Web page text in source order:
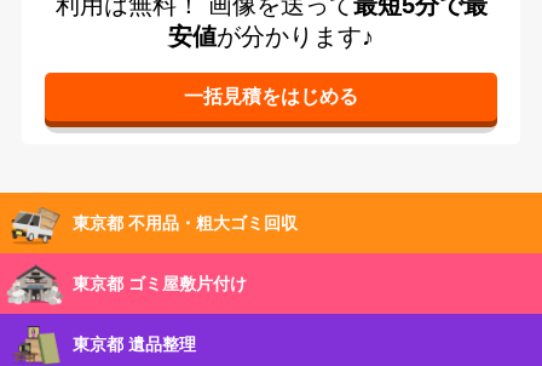
安値が分かります♪
東京都 不用品・粗大ゴミ回収
東京都 ゴミ屋敷片付け
東京都 遺品整理